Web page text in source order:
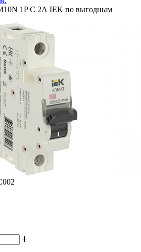
1P C 2А IEK по выгодным